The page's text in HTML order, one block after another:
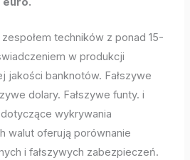
techników z ponad 15-
w produkcji
jakości banknotów. Fałszywe
dolary. Fałszywe funty. i
wykrywania
walut oferują porównanie
i fałszywych zabezpieczeń.